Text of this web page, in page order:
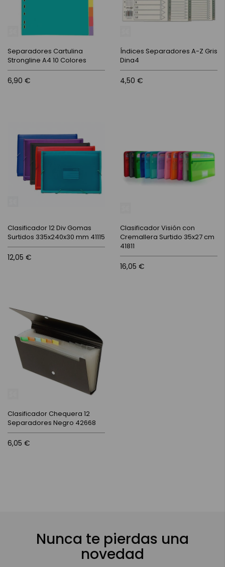
Separadores Cartulina
Strongline A4 10 Colores
6,90 €
Índices Separadores A-Z Gris
Dina4
4,50 €
Clasificador 12 Div Gomas
Surtidos 335x240x30 mm 41115
12,05 €
Clasificador Visión con
Cremallera Surtido 35x27 cm
41811
16,05 €
Clasificador Chequera 12
Separadores Negro 42668
6,05 €
Nunca te pierdas una
novedad